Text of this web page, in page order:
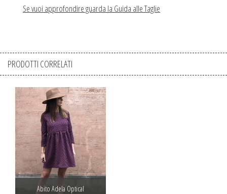
Se vuoi approfondire guarda la Guida alle Taglie
PRODOTTI CORRELATI
Abito Adela Optical